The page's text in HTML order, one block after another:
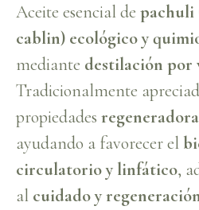
Aceite esencial de pachuli
cablin) ecológico y
mediante destilación por
Tradicionalmente
propiedades
ayudando a favorecer el
circulatorio y linfático,
al cuidado y